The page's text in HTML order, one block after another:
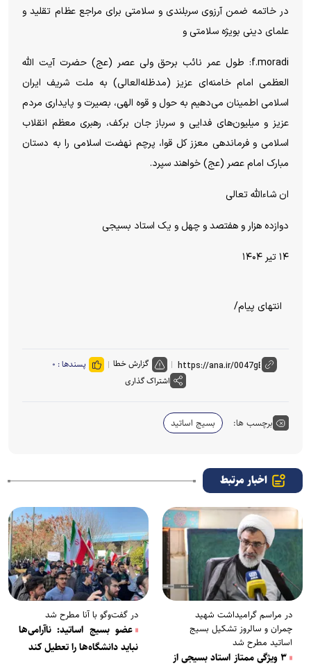
در خاتمه ضمن آرزوی سربلندی و سلامتی برای مراجع عظام تقلید و
علمای دینی بویژه سلامتی و
f.moradi: طول عمر نائب برحق ولی عصر (عج) حضرت آیت الله
العظمی امام خامنه‌ای عزیز (مدظله‌العالی) به ملت شریف ایران
اسلامی اطمینان می‌دهیم به حول و قوه الهی، بصیرت و پایداری مردم
عزیز و میلیون‌های فدایی و سرباز جان برکف، رهبری معظم انقلاب
اسلامی و فرماندهی معزز کل قوا، پرچم نهضت اسلامی را به دستان
مبارک امام عصر (عج) خواهند سپرد.
ان شاء‌الله تعالی
دوازده هزار و هفتصد و چهل و یک استاد بسیجی
۱۴ تیر ۱۴۰۴
انتهای پیام/
گزارش خطا پسندها : ۰
اشتراک گذاری
برچسب ها: بسیج اساتید
اخبار مرتبط
در مراسم گرامیداشت شهید
چمران و سالروز تشکیل بسیج
اساتید مطرح شد
۳ ویژگی ممتاز استاد بسیجی از
در گفت‌وگو با آنا مطرح شد
عضو بسیج اساتید: ناآرامی‌ها
نباید دانشگاه‌ها را تعطیل کند